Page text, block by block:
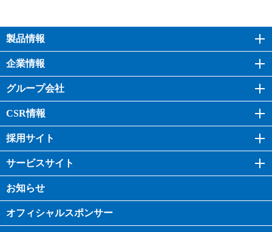
製品情報
企業情報
グループ会社
CSR情報
採用サイト
サービスサイト
お知らせ
オフィシャルスポンサー